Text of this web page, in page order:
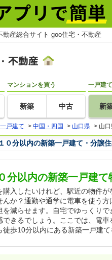
動産総合サイト goo住宅・不動産
マンションを買う
新築 中古
一戸建
新
戸建て > 中国・四国 > 山口県 > 山
０分以内の新築一戸建て・分譲
分以内の新築一戸建て
購入したいけれど、駅近の物件
んか？通勤や通学に電車を使う
を減らせます。自宅でゆっくり
できるでしょう。ここでは、電
歩10分以内にある新築一戸建て